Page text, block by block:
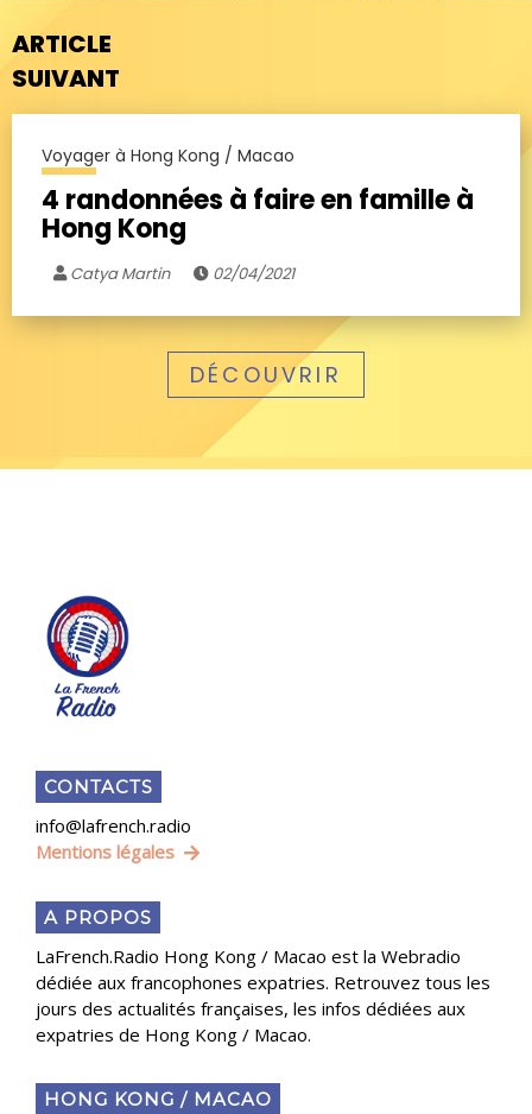
ARTICLE
SUIVANT
Voyager à Hong Kong / Macao
4 randonnées à faire en famille à
Hong Kong
Catya Martin 02/04/2021
DÉCOUVRIR
CONTACTS
info@lafrench.radio
Mentions légales
A PROPOS
LaFrench.Radio Hong Kong / Macao est la Webradio
dédiée aux francophones expatries. Retrouvez tous les
jours des actualités françaises, les infos dédiées aux
expatries de Hong Kong / Macao.
HONG KONG / MACAO